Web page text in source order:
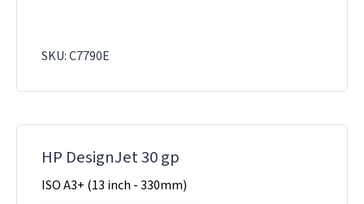
SKU: C7790E
HP DesignJet 30 gp
ISO A3+ (13 inch - 330mm)